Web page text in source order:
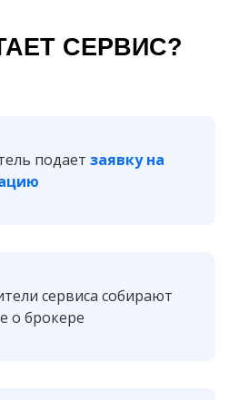
СЕРВИС?
подает заявку на
сервиса собирают
о брокере